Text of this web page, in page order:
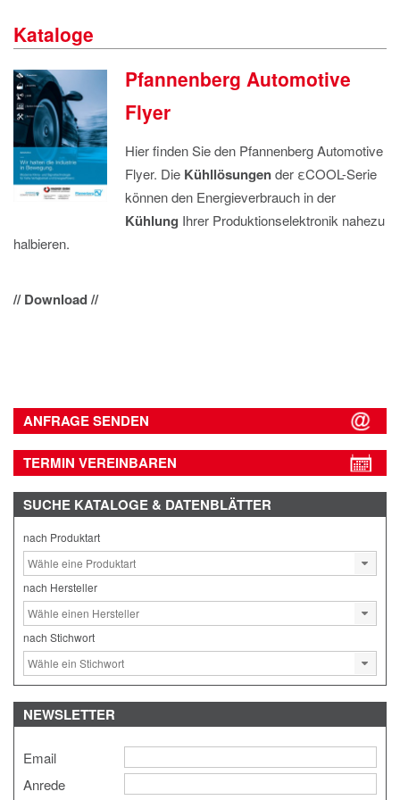
DATENSCHUTZ
Kataloge
Pfannenberg Automotive
Flyer
Hier finden Sie den Pfannenberg Automotive
Flyer. Die Kühllösungender εCOOL-Serie
können den Energieverbrauch in der
Kühlung Ihrer Produktionselektronik nahezu
halbieren.
// Download //
ANFRAGE SENDEN
TERMIN VEREINBAREN
SUCHE KATALOGE & DATENBLÄTTER
nach Produktart
nach Hersteller
nach Stichwort
NEWSLETTER
Email
Anrede